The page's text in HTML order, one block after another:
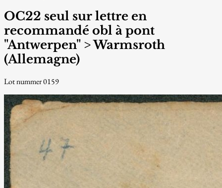
OC22 seul sur lettre en
recommandé obl à pont
"Antwerpen" > Warmsroth
(Allemagne)
Lot nummer 0159